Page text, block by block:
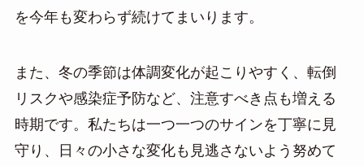
を今年も変わらず続けてまいります。
また、冬の季節は体調変化が起こりやすく、転倒
リスクや感染症予防など、注意すべき点も増える
時期です。私たちは一つ一つのサインを丁寧に見
守り、日々の小さな変化も見逃さないよう努めて